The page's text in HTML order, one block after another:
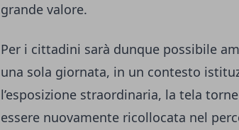
grande valore.
Per i cittadini sarà dunque possibile
una sola giornata, in un contesto
l’esposizione straordinaria, la tela
essere nuovamente ricollocata nel